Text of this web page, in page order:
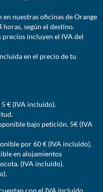
nuestras oficinas de Orange
horas, según el destino.
precios incluyen el IVA del
en el precio de tu
5 € (IVA incluido).
bajo petición. 5€ (IVA
por 60 € (IVA incluido).
en alojamientos
(IVA incluido).
con el IVA incluido.